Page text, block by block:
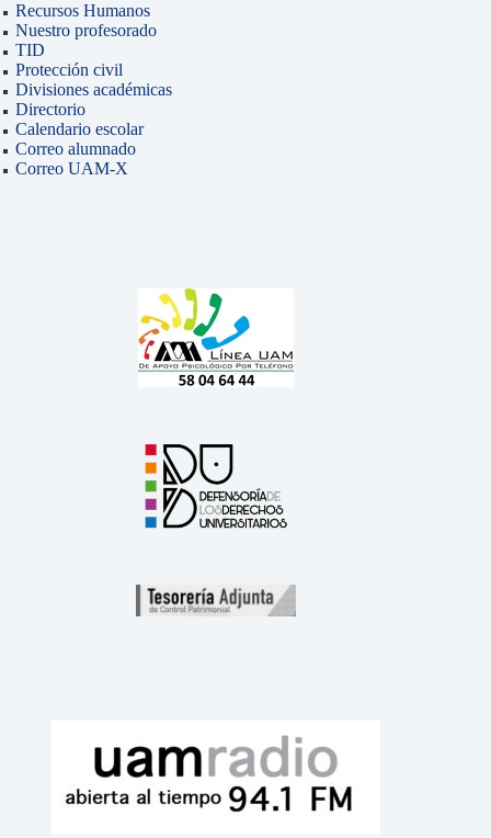
Recursos Humanos
Nuestro profesorado
TID
Protección civil
Divisiones académicas
Directorio
Calendario escolar
Correo alumnado
Correo UAM-X